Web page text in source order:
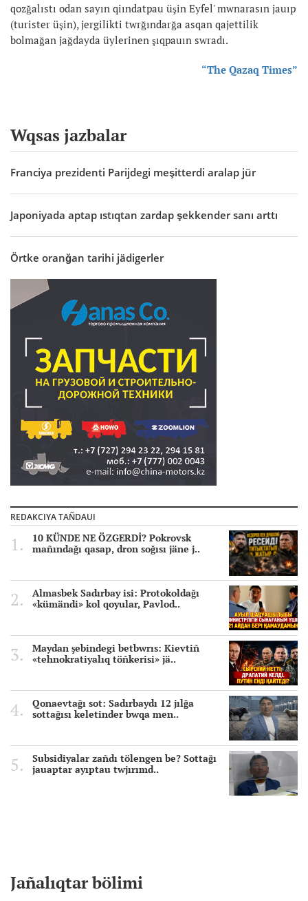
qozğalıstı odan sayın qiındatpau üşin Eyfel' mwnarasın jauıp
(turister üşin), jergilikti twrğındarğa asqan qajettilik
bolmağan jağdayda üylerinen şıqpauın swradı.
“The Qazaq Times”
Wqsas jazbalar
Franciya prezidenti Parijdegi meşitterdi aralap jür
Japoniyada aptap ıstıqtan zardap şekkender sanı arttı
Örtke oranğan tarihi jädigerler
REDAKCIYA TAÑDAUI
10 KÜNDE NE ÖZGERDİ? Pokrovsk
mañındağı qasap, dron soğısı jäne j..
Almasbek Sadırbay isi: Protokoldağı
«kümändi» kol qoyular, Pavlod..
Maydan şebindegi betbwrıs: Kievtiñ
«tehnokratiyalıq töñkerisi» jä..
Qonaevtağı sot: Sadırbaydı 12 jılğa
sottağısı keletinder bwqa men..
Subsidiyalar zañdı tölengen be? Sottağı
jauaptar ayıptau twjırımd..
Jañalıqtar bölimi